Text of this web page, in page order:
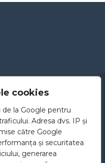
cookies
la Google pentru
Adresa dvs. IP și
către Google
și securitatea
generarea
CONTACT
ACADEMIA